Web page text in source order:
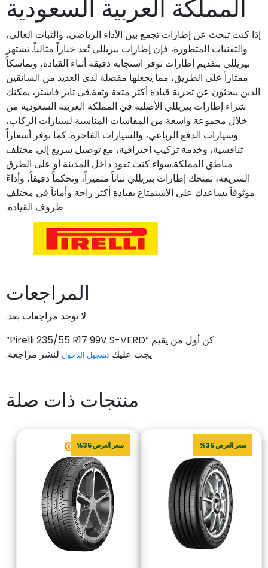
المملكة العربية السعودية
إذا كنت تبحث عن إطارات تجمع بين الأداء الرياضي، والثبات العالي،
والتقنيات المتطورة، فإن إطارات بيريللي تُعد خياراً مثالياً. تشتهر
بيريللي بتقديم إطارات توفر استجابة دقيقة أثناء القيادة، وتماسكاً
ممتازاً على الطريق، مما يجعلها مفضلة لدى العديد من السائقين
الذين يبحثون عن تجربة قيادة أكثر متعة وثقة.في تاير فاستر، يمكنك
شراء إطارات بيريللي الأصلية في المملكة العربية السعودية من
خلال مجموعة واسعة من المقاسات المناسبة لسيارات الركاب،
وسيارات الدفع الرباعي، والسيارات الفاخرة. كما نوفر أسعاراً
تنافسية، وخدمة تركيب احترافية، مع توصيل سريع إلى مختلف
مناطق المملكة.سواء كنت تقود داخل المدينة أو على الطرق
السريعة، تمنحك إطارات بيريللي ثباتاً متميزاً، وتحكماً دقيقاً، وأداءً
موثوقاً يساعدك على الاستمتاع بقيادة أكثر راحة وأماناً في مختلف
ظروف القيادة.
المراجعات
لا توجد مراجعات بعد.
كن أول من يقيم “Pirelli 235/55 R17 99V S-VERD”
يجب عليك تسجيل الدخول لنشر مراجعة.
منتجات ذات صلة
سعر العرض 35% سعر العرض 35%